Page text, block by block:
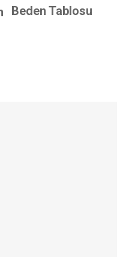
Beden Tablosu